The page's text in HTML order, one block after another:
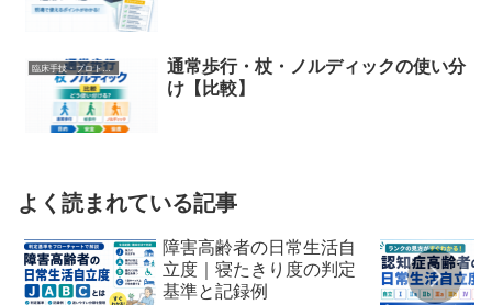
臨床手技・プロトコル
通常歩行・杖・ノルディックの使い分
け【比較】
よく読まれている記事
障害高齢者の日常生活自
立度｜寝たきり度の判定
基準と記録例